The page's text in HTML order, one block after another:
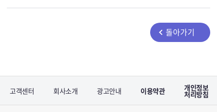
돌아가기
고객센터 회사소개 광고안내 이용약관 개인정보
처리방침